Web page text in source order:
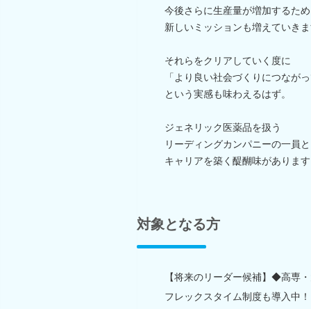
今後さらに生産量が増加するた
新しいミッションも増えていき
それらをクリアしていく度に
「より良い社会づくりにつなが
という実感も味わえるはず。
ジェネリック医薬品を扱う
リーディングカンパニーの一員
キャリアを築く醍醐味がありま
対象となる方
【将来のリーダー候補】◆高専
フレックスタイム制度も導入中！